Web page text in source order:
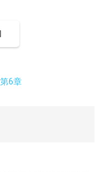
動車部品メーカー
てきた実務者が作
価、初動対応、代
プで体系化。製
第6章